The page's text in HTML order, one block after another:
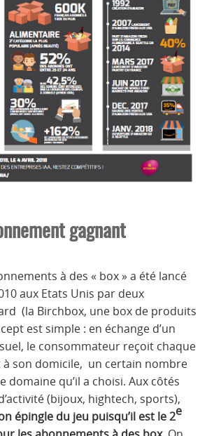
gagnant
à des « box » a été lancé
aux Etats Unis par deux
(la Birchbox, une box de produits
est simple : en échange d’un
le consommateur reçoit chaque
son domicile, un certain nombre
domaine qu’il a choisi. Aux côtés
(bijoux, hightech, sports),
épingle du jeu puisqu’il est le 2e